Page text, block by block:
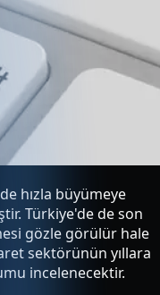
hızla büyümeye
Türkiye'de de son
gözle görülür hale
sektörünün yıllara
incelenecektir.